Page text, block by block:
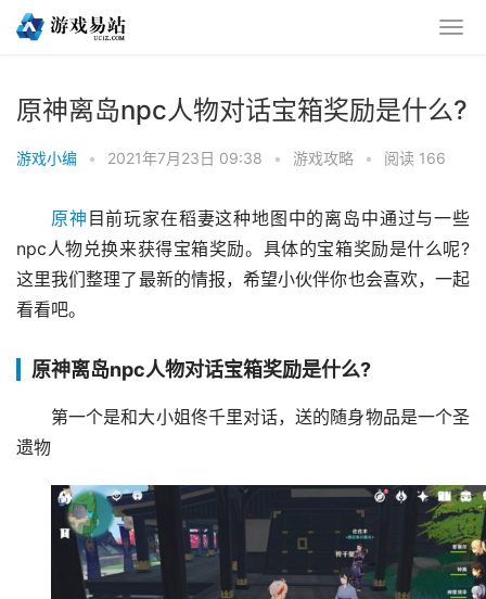
原神离岛npc人物对话宝箱奖励是什么?
游戏小编 • 2021年7月23日 09:38 • 游戏攻略 • 阅读 166
原神 目前玩家在稻妻这种地图中的离岛中通过与一些
npc人物兑换来获得宝箱奖励。具体的宝箱奖励是什么呢?
这里我们整理了最新的情报，希望小伙伴你也会喜欢，一起
看看吧。
原神离岛npc人物对话宝箱奖励是什么?
第一个是和大小姐佟千里对话，送的随身物品是一个圣
遗物